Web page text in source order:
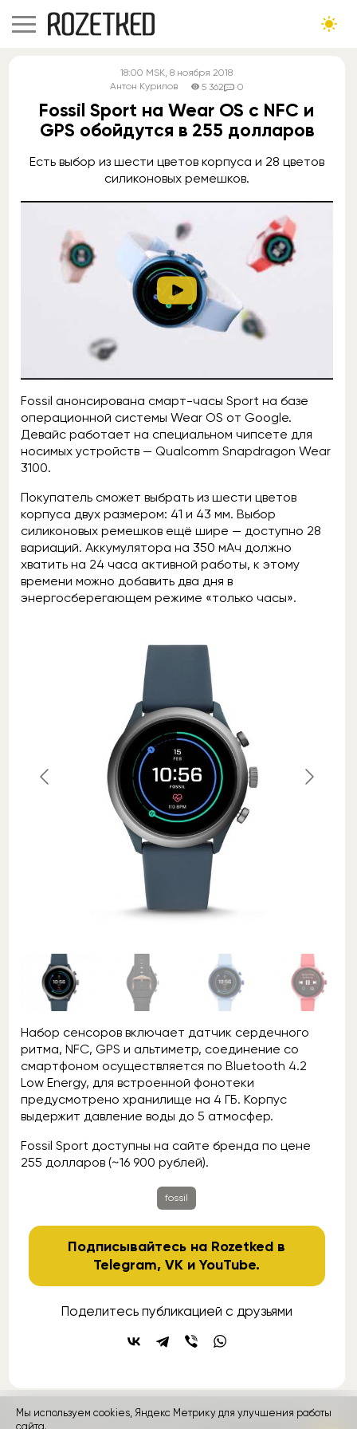
18:00 MSK, 8 ноября 2018
Антон Курилов
5 362 0
Fossil Sport на Wear OS с NFC и
GPS обойдутся в 255 долларов
Есть выбор из шести цветов корпуса и 28 цветов
силиконовых ремешков.
Fossil анонсирована смарт-часы Sport на базе
операционной системы Wear OS от Google.
Девайс работает на специальном чипсете для
носимых устройств — Qualcomm Snapdragon Wear
3100.
Покупатель сможет выбрать из шести цветов
корпуса двух размером: 41 и 43 мм. Выбор
силиконовых ремешков ещё шире — доступно 28
вариаций. Аккумулятора на 350 мАч должно
хватить на 24 часа активной работы, к этому
времени можно добавить два дня в
энергосберегающем режиме «только часы».
Набор сенсоров включает датчик сердечного
ритма, NFC, GPS и альтиметр, соединение со
смартфоном осуществляется по Bluetooth 4.2
Low Energy, для встроенной фонотеки
предусмотрено хранилище на 4 ГБ. Корпус
выдержит давление воды до 5 атмосфер.
Fossil Sport доступны на сайте бренда по цене
255 долларов (~16 900 рублей).
fossil
Подписывайтесь на Rozetked в
Telegram,VK иYouTube.
Поделитесь публикацией с друзьями
Мы используем cookies, Яндекс Метрику для улучшения работы
сайта.